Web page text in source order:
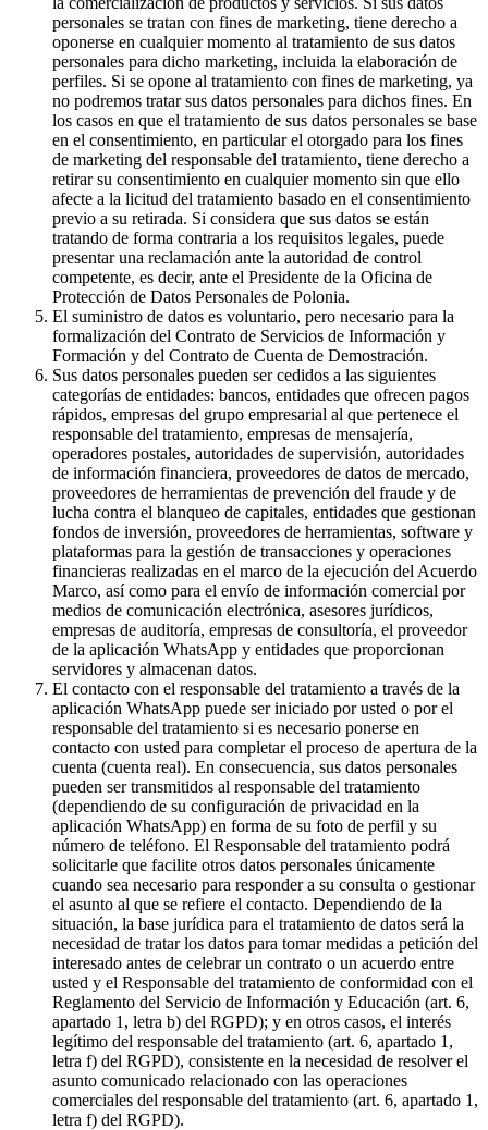
personales se tratan con fines de marketing, tiene derecho a
oponerse en cualquier momento al tratamiento de sus datos
personales para dicho marketing, incluida la elaboración de
perfiles. Si se opone al tratamiento con fines de marketing, ya
no podremos tratar sus datos personales para dichos fines. En
los casos en que el tratamiento de sus datos personales se base
en el consentimiento, en particular el otorgado para los fines
de marketing del responsable del tratamiento, tiene derecho a
retirar su consentimiento en cualquier momento sin que ello
afecte a la licitud del tratamiento basado en el consentimiento
previo a su retirada. Si considera que sus datos se están
tratando de forma contraria a los requisitos legales, puede
presentar una reclamación ante la autoridad de control
competente, es decir, ante el Presidente de la Oficina de
Protección de Datos Personales de Polonia.
El suministro de datos es voluntario, pero necesario para la
formalización del Contrato de Servicios de Información y
Formación y del Contrato de Cuenta de Demostración.
Sus datos personales pueden ser cedidos a las siguientes
categorías de entidades: bancos, entidades que ofrecen pagos
rápidos, empresas del grupo empresarial al que pertenece el
responsable del tratamiento, empresas de mensajería,
operadores postales, autoridades de supervisión, autoridades
de información financiera, proveedores de datos de mercado,
proveedores de herramientas de prevención del fraude y de
lucha contra el blanqueo de capitales, entidades que gestionan
fondos de inversión, proveedores de herramientas, software y
plataformas para la gestión de transacciones y operaciones
financieras realizadas en el marco de la ejecución del Acuerdo
Marco, así como para el envío de información comercial por
medios de comunicación electrónica, asesores jurídicos,
empresas de auditoría, empresas de consultoría, el proveedor
de la aplicación WhatsApp y entidades que proporcionan
servidores y almacenan datos.
El contacto con el responsable del tratamiento a través de la
aplicación WhatsApp puede ser iniciado por usted o por el
responsable del tratamiento si es necesario ponerse en
contacto con usted para completar el proceso de apertura de la
cuenta (cuenta real). En consecuencia, sus datos personales
pueden ser transmitidos al responsable del tratamiento
(dependiendo de su configuración de privacidad en la
aplicación WhatsApp) en forma de su foto de perfil y su
número de teléfono. El Responsable del tratamiento podrá
solicitarle que facilite otros datos personales únicamente
cuando sea necesario para responder a su consulta o gestionar
el asunto al que se refiere el contacto. Dependiendo de la
situación, la base jurídica para el tratamiento de datos será la
necesidad de tratar los datos para tomar medidas a petición del
interesado antes de celebrar un contrato o un acuerdo entre
usted y el Responsable del tratamiento de conformidad con el
Reglamento del Servicio de Información y Educación (art. 6,
apartado 1, letra b) del RGPD); y en otros casos, el interés
legítimo del responsable del tratamiento (art. 6, apartado 1,
letra f) del RGPD), consistente en la necesidad de resolver el
asunto comunicado relacionado con las operaciones
comerciales del responsable del tratamiento (art. 6, apartado 1,
letra f) del RGPD).